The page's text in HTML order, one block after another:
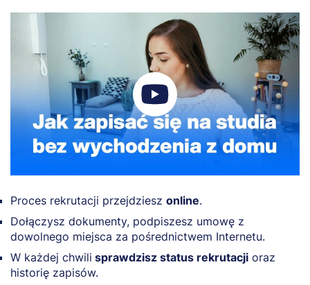
Proces rekrutacji przejdziesz online.
Dołączysz dokumenty, podpiszesz umowę z
dowolnego miejsca za pośrednictwem Internetu.
W każdej chwili sprawdzisz status rekrutacji oraz
historię zapisów.